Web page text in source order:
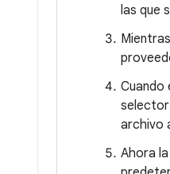
las que
Cuando
archivo
Ahora